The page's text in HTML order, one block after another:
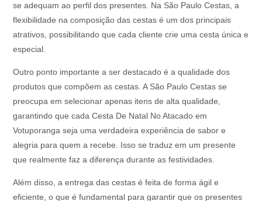
se adequam ao perfil dos presentes. Na São Paulo Cestas, a
flexibilidade na composição das cestas é um dos principais
atrativos, possibilitando que cada cliente crie uma cesta única e
especial.
Outro ponto importante a ser destacado é a qualidade dos
produtos que compõem as cestas. A São Paulo Cestas se
preocupa em selecionar apenas itens de alta qualidade,
garantindo que cada Cesta De Natal No Atacado em
Votuporanga seja uma verdadeira experiência de sabor e
alegria para quem a recebe. Isso se traduz em um presente
que realmente faz a diferença durante as festividades.
Além disso, a entrega das cestas é feita de forma ágil e
eficiente, o que é fundamental para garantir que os presentes